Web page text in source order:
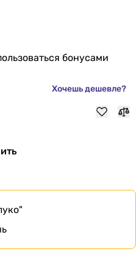
бонусами
Хочешь дешевле?